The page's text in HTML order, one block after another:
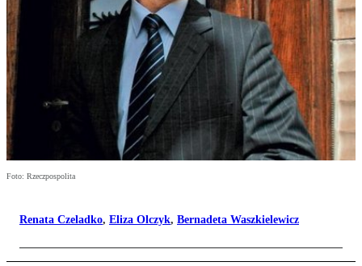
Foto: Rzeczpospolita
Renata Czeladko, Eliza Olczyk, Bernadeta Waszkielewicz